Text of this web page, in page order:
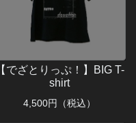
【でざとりっぷ！】BIG T-
shirt
4,500円（税込）